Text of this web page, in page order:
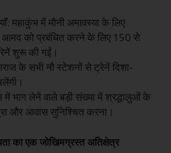
महाकुंभ में मौनी अमावस्या के लिए
आमद को प्रबंधित करने के लिए 150 से
शुरू की गईं।
के सभी नौ स्टेशनों से ट्रेनें दिशा-
में भाग लेने वाले बड़ी संख्या में श्रद्धालुओं के
और आवास सुनिश्चित करना।
का एक जोखिमग्रस्त अतिक्षेत्र